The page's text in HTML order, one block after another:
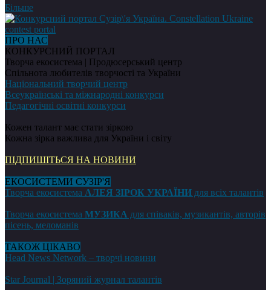
Більше
ПРО НАС
КОНКУРСНИЙ ПОРТАЛ
Творча екосистема | Продюсерський центр
Спільнота любителів творчості та України
Національний творчий центр
Всеукраїнські та міжнародні конкурси
Педагогічні освітні конкурси
Кожен талант має стати зіркою
Кожна зірка важлива для України і світу
ПІДПИШІТЬСЯ НА НОВИНИ
ЕКОСИСТЕМИ СУЗІР'Я
Творча екосистема АЛЕЯ ЗІРОК УКРАЇНИ для всіх талантів
Творча екосистема МУЗИКА для співаків, музикантів, авторів
пісень, меломанів
ТАКОЖ ЦІКАВО
Head News Network – творчі новини
Star Journal | Зоряний журнал талантів